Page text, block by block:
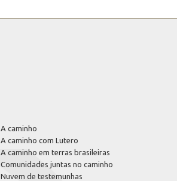
A caminho
A caminho com Lutero
A caminho em terras brasileiras
Comunidades juntas no caminho
Nuvem de testemunhas